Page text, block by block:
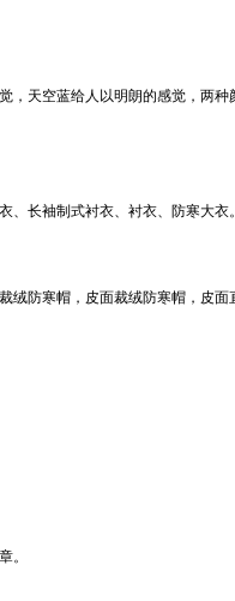
，天空蓝给人以明朗的感觉，两
、长袖制式衬衣、衬衣、防寒大衣。
防寒帽，皮面裁绒防寒帽，皮面
。